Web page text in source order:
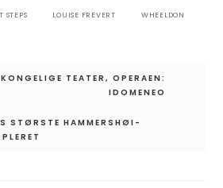
STEPS LOUISE FREVERT WHEELDON
TEATER, OPERAEN:
IDOMENEO
STØRSTE HAMMERSHØI-